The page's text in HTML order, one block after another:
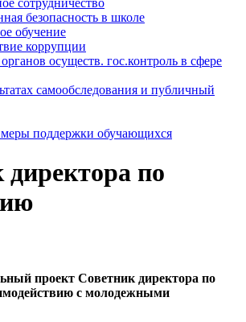
сотрудничество
безопасность в школе
обучение
коррупции
осуществ. гос.контроль в сфере
самообследования и публичный
поддержки обучающихся
директора по
проект Советник директора по
с молодежными